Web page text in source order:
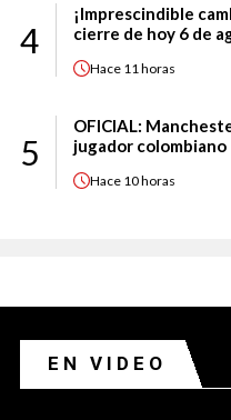
4
¡Imprescindible
cierre de hoy 6 de
Hace 11 horas
5
OFICIAL:
jugador colombiano
Hace 10 horas
EN VIDEO